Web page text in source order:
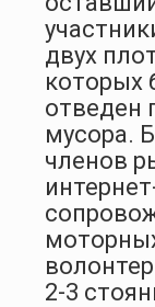
двух
которых
отведен
мусора.
членов
2-3